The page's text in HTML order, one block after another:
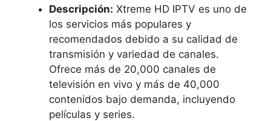
Descripción: Xtreme HD IPTV es uno de
los servicios más populares y
recomendados debido a su calidad de
transmisión y variedad de canales.
Ofrece más de 20,000 canales de
televisión en vivo y más de 40,000
contenidos bajo demanda, incluyendo
películas y series.